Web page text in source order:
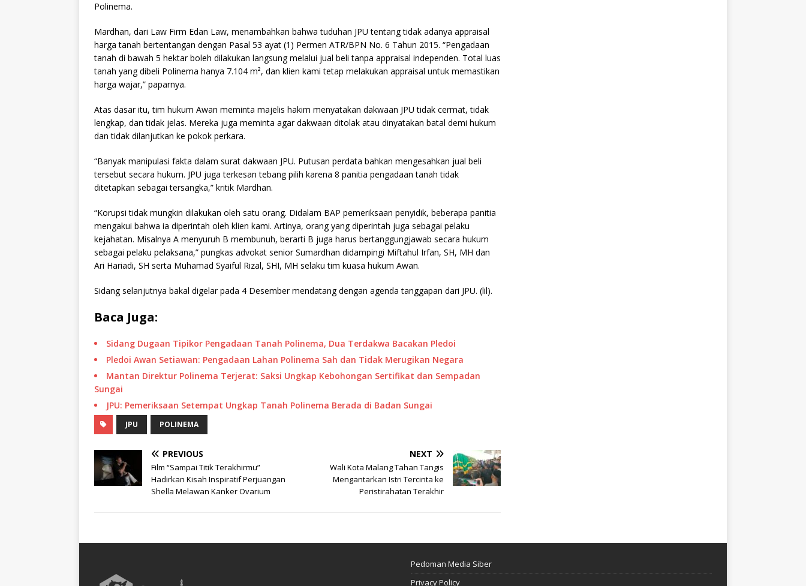
Polinema.
Mardhan, dari Law Firm Edan Law, menambahkan bahwa tuduhan JPU tentang tidak adanya appraisal
harga tanah bertentangan dengan Pasal 53 ayat (1) Permen ATR/BPN No. 6 Tahun 2015. “Pengadaan
tanah di bawah 5 hektar boleh dilakukan langsung melalui jual beli tanpa appraisal independen. Total luas
tanah yang dibeli Polinema hanya 7.104 m², dan klien kami tetap melakukan appraisal untuk memastikan
harga wajar,” paparnya.
Atas dasar itu, tim hukum Awan meminta majelis hakim menyatakan dakwaan JPU tidak cermat, tidak
lengkap, dan tidak jelas. Mereka juga meminta agar dakwaan ditolak atau dinyatakan batal demi hukum
dan tidak dilanjutkan ke pokok perkara.
“Banyak manipulasi fakta dalam surat dakwaan JPU. Putusan perdata bahkan mengesahkan jual beli
tersebut secara hukum. JPU juga terkesan tebang pilih karena 8 panitia pengadaan tanah tidak
ditetapkan sebagai tersangka,” kritik Mardhan.
“Korupsi tidak mungkin dilakukan oleh satu orang. Didalam BAP pemeriksaan penyidik, beberapa panitia
mengakui bahwa ia diperintah oleh klien kami. Artinya, orang yang diperintah juga sebagai pelaku
kejahatan. Misalnya A menyuruh B membunuh, berarti B juga harus bertanggungjawab secara hukum
sebagai pelaku pelaksana,” pungkas advokat senior Sumardhan didampingi Miftahul Irfan, SH, MH dan
Ari Hariadi, SH serta Muhamad Syaiful Rizal, SHI, MH selaku tim kuasa hukum Awan.
Sidang selanjutnya bakal digelar pada 4 Desember mendatang dengan agenda tanggapan dari JPU. (lil).
Baca Juga:
Sidang Dugaan Tipikor Pengadaan Tanah Polinema, Dua Terdakwa Bacakan Pledoi
Pledoi Awan Setiawan: Pengadaan Lahan Polinema Sah dan Tidak Merugikan Negara
Mantan Direktur Polinema Terjerat: Saksi Ungkap Kebohongan Sertifikat dan Sempadan
Sungai
JPU: Pemeriksaan Setempat Ungkap Tanah Polinema Berada di Badan Sungai
JPU POLINEMA
PREVIOUS
Film “Sampai Titik Terakhirmu”
Hadirkan Kisah Inspiratif Perjuangan
Shella Melawan Kanker Ovarium
NEXT
Wali Kota Malang Tahan Tangis
Mengantarkan Istri Tercinta ke
Peristirahatan Terakhir
Pedoman Media Siber
Privacy Policy